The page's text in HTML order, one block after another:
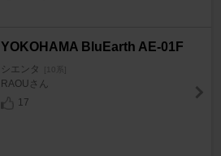
YOKOHAMA BluEarth AE-01F
シエンタ
RAOUさん
17